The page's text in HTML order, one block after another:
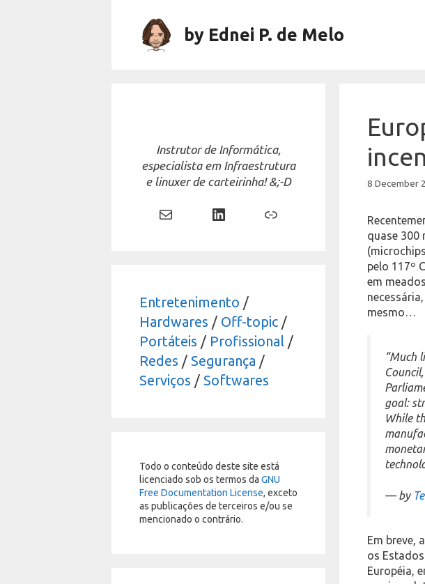
by Ednei P. de Melo
8 December
quase 300
pelo 117º
em
mesmo…
“Much
goal:
While
— by
Em breve,
os
Européia,
Instrutor de Informática,
especialista em Infraestrutura
e linuxer de carteirinha! &;-D
Mail LinkedIn Link
Entretenimento /
Hardwares / Off-topic /
Portáteis / Profissional /
Redes / Segurança /
Serviços / Softwares
Todo o conteúdo deste site está
licenciado sob os termos da GNU
Free Documentation License, exceto
as publicações de terceiros e/ou se
mencionado o contrário.